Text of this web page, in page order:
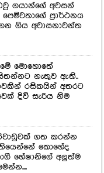
ගයාන්ගේ අවසන්
ප්‍රාර්ථනය
ගිය අවාසනාවන්ත
මොහොතේ
නැතුව ඇති..
රසිකයින් අතරට
දිවි සැරිය නිම
ගත කරන්න
කොහේද
හේෂානිගේ අලුත්ම